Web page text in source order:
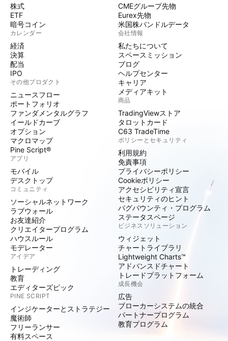
株式
ETF
暗号コイン
カレンダー
経済
決算
配当
IPO
その他プロダクト
ニュースフロー
ポートフォリオ
ファンダメンタルグラフ
イールドカーブ
オプション
マクロマップ
Pine Script®
アプリ
モバイル
デスクトップ
コミュニティ
ソーシャルネットワーク
ラブウォール
お友達紹介
クリエイタープログラム
ハウスルール
モデレーター
アイデア
トレーディング
教育
エディターズピック
PINE SCRIPT
インジケーターとストラテジー
魔術師
フリーランサー
有料スペース
CMEグループ先物
Eurex先物
米国株バンドルデータ
会社情報
私たちについて
スペースミッション
ブログ
ヘルプセンター
キャリア
メディアキット
商品
TradingViewストア
タロットカード
C63 TradeTime
ポリシーとセキュリティ
利用規約
免責事項
プライバシーポリシー
Cookieポリシー
アクセシビリティ宣言
セキュリティのヒント
バグバウンティ・プログラム
ステータスページ
ビジネスソリューション
ウィジェット
チャートライブラリ
Lightweight Charts™
アドバンスドチャート
トレードプラットフォーム
成長機会
広告
ブローカーシステムの統合
パートナープログラム
教育プログラム